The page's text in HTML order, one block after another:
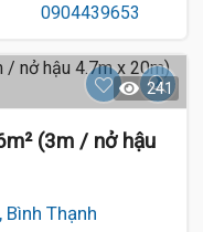
241
(3m / nở hậu
Thạnh